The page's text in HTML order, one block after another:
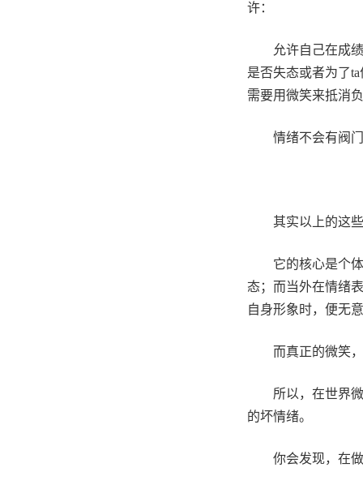
许：
允许自己在成
是否失态或者为了ta
需要用微笑来抵消
情绪不会有阀
其实以上的这
它的核心是个
态；而当外在情绪
自身形象时，便无
而真正的微笑
所以，在世界
的坏情绪。
你会发现，在